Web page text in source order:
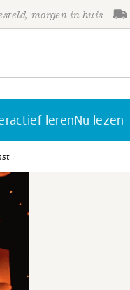
morgen in huis
lerenNu lezen